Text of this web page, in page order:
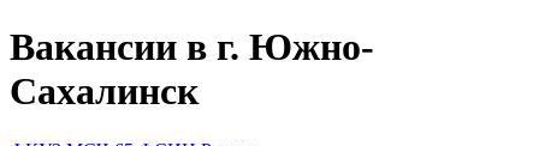
Вакансии в г. Южно-
Сахалинск